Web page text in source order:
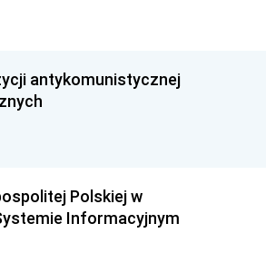
antykomunistycznej
Polskiej w
Informacyjnym